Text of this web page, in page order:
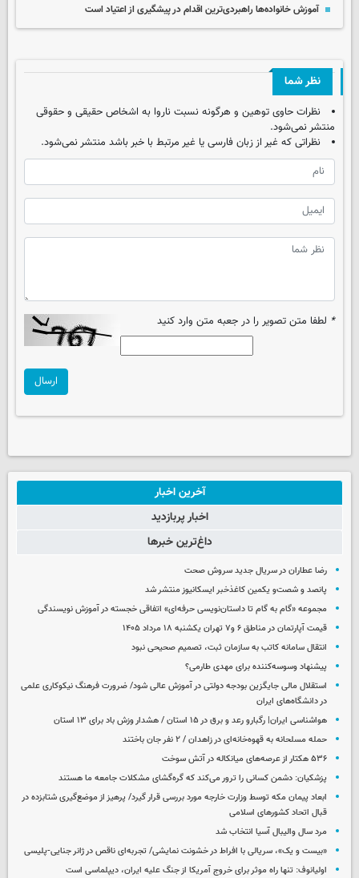
آموزش خانواده‌ها راهبردی‌ترین اقدام در پیشگیری از اعتیاد است
نظر شما
نظرات حاوی توهین و هرگونه نسبت ناروا به اشخاص حقیقی و حقوقی
منتشر نمی‌شود.
نظراتی که غیر از زبان فارسی یا غیر مرتبط با خبر باشد منتشر نمی‌شود.
* لطفا متن تصویر را در جعبه متن وارد کنید
ارسال
آخرین اخبار
اخبار پربازدید
داغ‌ترین خبرها
رضا عطاران در سریال جدید سروش صحت
پانصد و شصت‌و یکمین کاغذخبر ایسکانیوز منتشر شد
مجموعه «گام به گام تا داستان‌نویسی حرفه‌ای» اتفاقی خجسته در آموزش نویسندگی
قیمت آپارتمان در مناطق ۶ و۷ تهران یکشنبه ۱۸ مرداد ۱۴۰۵
انتقال سامانه کاتب به سازمان ثبت، تصمیم صحیحی نبود
پیشنهاد وسوسه‌کننده برای مهدی طارمی؟
استقلال مالی جایگزین بودجه دولتی در آموزش عالی شود/ ضرورت فرهنگ نیکوکاری علمی
در دانشگاه‌های ایران
هواشناسی ایران| رگبارو رعد و برق در ۱۵ استان / هشدار وزش باد برای ۱۳ استان‌
حمله مسلحانه به قهوه‌خانه‌ای در زاهدان / ۲ نفر جان باختند
۵۳۶ هکتار از عرصه‌های میانکاله در آتش سوخت
پزشکیان: دشمن کسانی را ترور می‌کند که گره‌گشای مشکلات جامعه ما هستند
ابعاد پیمان مکه توسط وزارت خارجه مورد بررسی قرار گیرد/ پرهیز از موضع‌گیری شتابزده در
قبال اتحاد کشورهای اسلامی
مرد سال والیبال آسیا انتخاب شد
«بیست و یک»، سریالی با افراط در خشونت نمایشی/ تجربه‌ای ناقص در ژانر جنایی-پلیسی
اولیانوف: تنها راه موثر برای خروج آمریکا از جنگ علیه ایران، دیپلماسی است